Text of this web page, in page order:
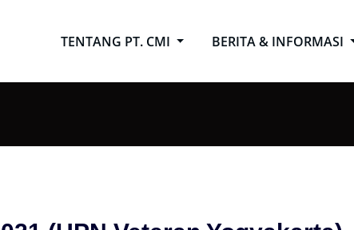
TENTANG PT. CMI BERITA & INFORMASI